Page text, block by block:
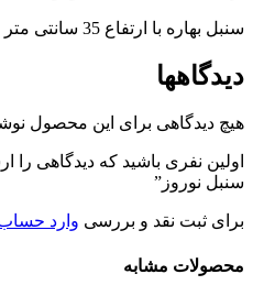
سنبل بهاره با ارتفاع 35 سانتی متر
دیدگاهها
هیچ دیدگاهی برای این محصول
اولین نفری باشید که دیدگاهی
سنبل نوروز”
برای ثبت نقد و بررسی وارد
محصولات مشابه